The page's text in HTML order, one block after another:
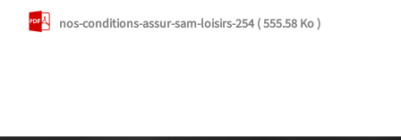
nos-conditions-assur-sam-loisirs-254 ( 555.58 Ko )